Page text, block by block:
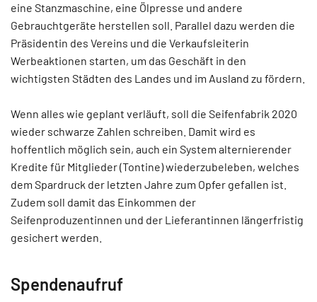
eine Stanzmaschine, eine Ölpresse und andere
Gebrauchtgeräte herstellen soll. Parallel dazu werden die
Präsidentin des Vereins und die Verkaufsleiterin
Werbeaktionen starten, um das Geschäft in den
wichtigsten Städten des Landes und im Ausland zu fördern.
Wenn alles wie geplant verläuft, soll die Seifenfabrik 2020
wieder schwarze Zahlen schreiben. Damit wird es
hoffentlich möglich sein, auch ein System alternierender
Kredite für Mitglieder (Tontine) wiederzubeleben, welches
dem Spardruck der letzten Jahre zum Opfer gefallen ist.
Zudem soll damit das Einkommen der
Seifenproduzentinnen und der Lieferantinnen längerfristig
gesichert werden.
Spendenaufruf